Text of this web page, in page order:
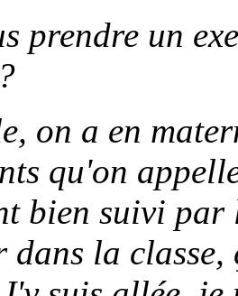
prendre un
on a en
qu'on
bien suivi
dans la